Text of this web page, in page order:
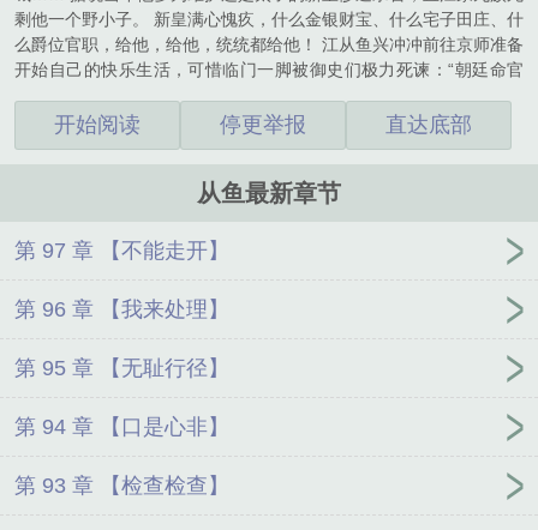
剩他一个野小子。 新皇满心愧疚，什么金银财宝、什么宅子田庄、什
么爵位官职，给他，给他，统统都给他！ 江从鱼兴冲冲前往京师准备
开始自己的快乐生活，可惜临门一脚被御史们极力死谏：“朝廷命官
学历。 江从鱼：？ 江从鱼：谁告诉你们我不识字的？ 算了，到国子
监上学也不错，每天上上课，读读书，逗逗同窗，偶尔还能偷偷摸摸
开始阅读 停更举报 直达底部
从鱼最新章节
第 97 章 【不能走开】
第 96 章 【我来处理】
第 95 章 【无耻行径】
第 94 章 【口是心非】
第 93 章 【检查检查】